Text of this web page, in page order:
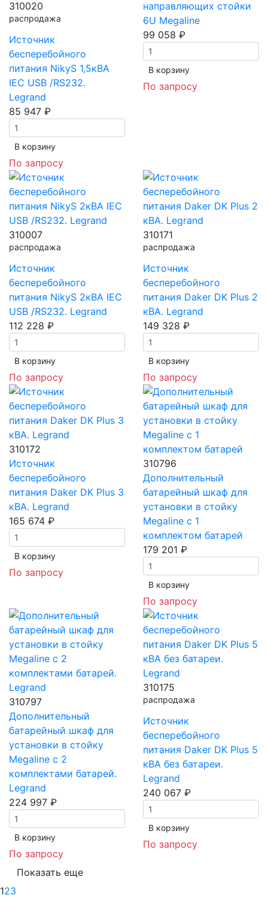
310020
распродажа
Источник
бесперебойного
питания NikyS 1,5кBA
IEC USB /RS232.
Legrand
85 947 ₽
В корзинy
По запросу
направляющих стойки
6U Megaline
99 058 ₽
В корзинy
По запросу
310007
распродажа
Источник
бесперебойного
питания NikyS 2кBA IEC
USB /RS232. Legrand
112 228 ₽
В корзинy
По запросу
310171
распродажа
Источник
бесперебойного
питания Daker DK Plus 2
кВА. Legrand
149 328 ₽
В корзинy
По запросу
310172
Источник
бесперебойного
питания Daker DK Plus 3
кВА. Legrand
165 674 ₽
В корзинy
По запросу
310796
Дополнительный
батарейный шкаф для
установки в стойку
Megaline с 1
комплектом батарей
179 201 ₽
В корзинy
По запросу
310797
Дополнительный
батарейный шкаф для
установки в стойку
Megaline с 2
комплектами батарей.
Legrand
224 997 ₽
В корзинy
По запросу
310175
распродажа
Источник
бесперебойного
питания Daker DK Plus 5
кВА без батареи.
Legrand
240 067 ₽
В корзинy
По запросу
Показать еще
123